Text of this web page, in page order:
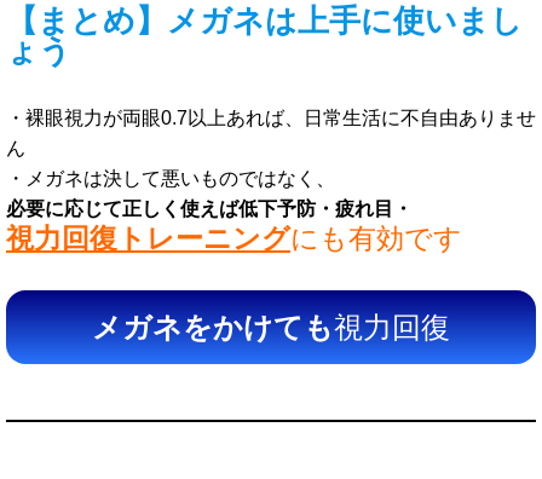
【まとめ】メガネは上手に使いまし
ょう
・裸眼視力が両眼0.7以上あれば、日常生活に不自由ありませ
ん
・メガネは決して悪いものではなく、
必要に応じて正しく使えば低下予防・疲れ目・
視力回復トレーニングにも有効です
メガネをかけても視力回復